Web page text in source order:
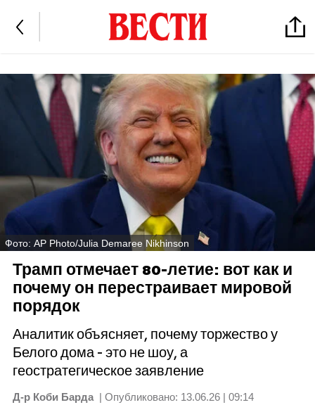
Фото: AP Photo/Julia Demaree Nikhinson
Трамп отмечает 80-летие: вот как и
почему он перестраивает мировой
порядок
Аналитик объясняет, почему торжество у
Белого дома - это не шоу, а
геостратегическое заявление
Д-р Коби Барда | Опубликовано: 13.06.26 | 09:14